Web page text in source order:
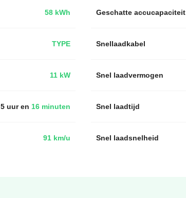
58 kWh
TYPE
11 kW
5 uur en 16 minuten
91 km/u
Geschatte accucapaciteit
Snellaadkabel
Snel laadvermogen
Snel laadtijd
Snel laadsnelheid